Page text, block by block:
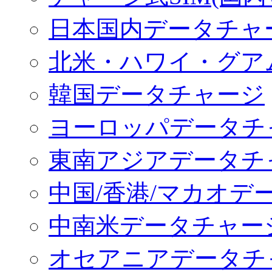
日本国内データチャ
北米・ハワイ・グ
韓国データチャージ
ヨーロッパデータ
東南アジアデータチ
中国/香港/マカオデ
中南米データチャー
オセアニアデータ